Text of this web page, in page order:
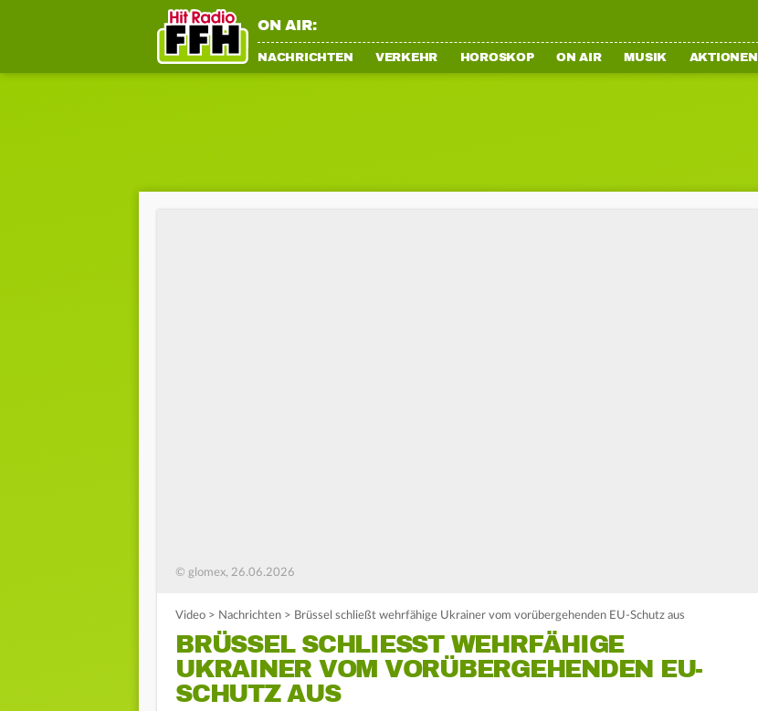
ON AIR:
NACHRICHTEN VERKEHR HOROSKOP ON AIR MUSIK AKTIONEN
© glomex, 26.06.2026
Video > Nachrichten > Brüssel schließt wehrfähige Ukrainer vom vorübergehenden EU-Schutz aus
BRÜSSEL SCHLIESST WEHRFÄHIGE U
KRAINER VOM VORÜBERGEHENDEN EU-S
CHUTZ AUS